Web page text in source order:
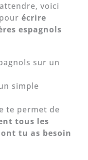
voici
écrire
espagnols
sur un
simple
te permet de
tous les
tu as besoin